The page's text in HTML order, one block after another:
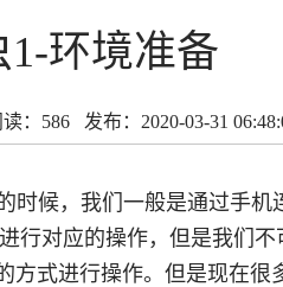
1-环境准备
读：586 发布：2020-03-31
时候，我们一般是通过手
行对应的操作，但是我们
方式进行操作。但是现在